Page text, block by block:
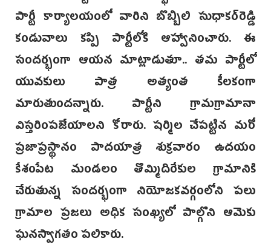
పార్టీ కార్యాలయంలో వారిని బొబ్బిలి సుధాకర్‌రెడ్డి
కండువాలు కప్పి పార్టీలోకి ఆహ్వానించారు. ఈ
సందర్భంగా ఆయన మాట్లాడుతూ.. తమ పార్టీలో
యువకులు పాత్ర అత్యంత కీలకంగా
మారుతుందన్నారు. పార్టీని గ్రామగ్రామానా
విస్తరింపజేయాలని కోరారు. షర్మిల చేపట్టిన మరో
ప్రజాప్రస్థానం పాదయాత్ర శుక్రవారం ఉదయం
కేశంపేట మండలం తొమ్మిదిరేకుల గ్రామానికి
చేరుతున్న సందర్భంగా నియోజకవర్గంలోని పలు
గ్రామాల ప్రజలు అధిక సంఖ్యలో పాల్గొని ఆమెకు
ఘనస్వాగతం పలికారు.